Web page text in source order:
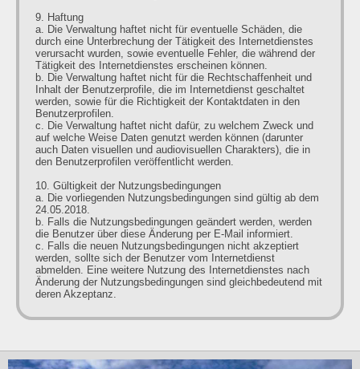
9. Haftung
a. Die Verwaltung haftet nicht für eventuelle Schäden, die
durch eine Unterbrechung der Tätigkeit des Internetdienstes
verursacht wurden, sowie eventuelle Fehler, die während der
Tätigkeit des Internetdienstes erscheinen können.
b. Die Verwaltung haftet nicht für die Rechtschaffenheit und
Inhalt der Benutzerprofile, die im Internetdienst geschaltet
werden, sowie für die Richtigkeit der Kontaktdaten in den
Benutzerprofilen.
c. Die Verwaltung haftet nicht dafür, zu welchem Zweck und
auf welche Weise Daten genutzt werden können (darunter
auch Daten visuellen und audiovisuellen Charakters), die in
den Benutzerprofilen veröffentlicht werden.
10. Gültigkeit der Nutzungsbedingungen
a. Die vorliegenden Nutzungsbedingungen sind gültig ab dem
24.05.2018.
b. Falls die Nutzungsbedingungen geändert werden, werden
die Benutzer über diese Änderung per E-Mail informiert.
c. Falls die neuen Nutzungsbedingungen nicht akzeptiert
werden, sollte sich der Benutzer vom Internetdienst
abmelden. Eine weitere Nutzung des Internetdienstes nach
Änderung der Nutzungsbedingungen sind gleichbedeutend mit
deren Akzeptanz.